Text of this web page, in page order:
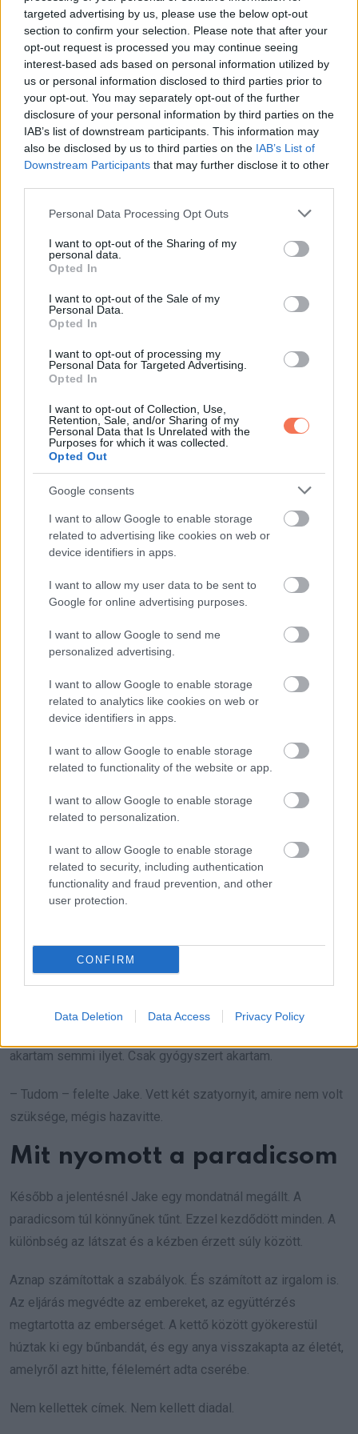
targeted advertising by us, please use the below opt-out
section to confirm your selection. Please note that after your
opt-out request is processed you may continue seeing
interest-based ads based on personal information utilized by
us or personal information disclosed to third parties prior to
your opt-out. You may separately opt-out of the further
disclosure of your personal information by third parties on the
IAB’s list of downstream participants. This information may
also be disclosed by us to third parties on the IAB’s List of
Downstream Participants that may further disclose it to other
Please note that this website/app uses one or more Google
not limited to your visit or usage behaviour. You may click to
grant or deny consent to Google and its third-party tags to
use your data for below specified purposes in below Google
consent section.
Personal Data Processing Opt Outs
I want to opt-out of the Sharing of my
personal data.
Opted In
I want to opt-out of the Sale of my
Personal Data.
Opted In
I want to opt-out of processing my
Personal Data for Targeted Advertising.
Opted In
I want to opt-out of Collection, Use,
Retention, Sale, and/or Sharing of my
Personal Data that Is Unrelated with the
Purposes for which it was collected.
Opted Out
Google consents
I want to allow Google to enable storage
related to advertising like cookies on web or
device identifiers in apps.
I want to allow my user data to be sent to
Google for online advertising purposes.
I want to allow Google to send me
personalized advertising.
I want to allow Google to enable storage
related to analytics like cookies on web or
device identifiers in apps.
I want to allow Google to enable storage
related to functionality of the website or app.
I want to allow Google to enable storage
related to personalization.
I want to allow Google to enable storage
related to security, including authentication
functionality and fraud prevention, and other
user protection.
CONFIRM
Data Deletion Data Access Privacy Policy
A folytatás finomságot igényelt.
A ládát visszarakták, mindent dokumentáltak fotóval, és
Elenát civil ruhában visszavitték a sarokra. A helyszínt több
szögből figyelték. Nem filmforgatás, nem trükk. Csendes
csapda, hogy előbújjon az, aki a háttérből húzza a szálakat.
Árnyék a járdán
sapkában lassította a robogóját, jóval messzebb parkolt,
mint egy vevő. Elenára nem nézett. Átnézett rajta. Úgy
méregetett, ahogy egy irányító szokott, aki a követést
Odanyúlt a ládához, mintha csak „ellenőrizné a készletet”.
Ujjai a kocsánynál fogták a paradicsomot, pont ott, ahol a
Jake az előre megbeszélt ütemben lépett oda, felmutatta az
igazolványát. – Rendőrség. Kezeket fel.
A férfi menekülni próbált. Rövid hajsza lett belőle, az utca
már bezárult körülötte. A táskájában több zöldség, újabb
varratok, ugyanazok az elrejtett eszközök. A tárcájában Kade
A következő 48 órában két további letartóztatás követte. A
mintázat kiadta magát, mint egy sokszor másolt rossz
tervrajz. „Mercer úr” nem volt kitaláció. Amikor elé tették a
Nem lezárás, inkább
Az ügyészség újraértékelte Elena helyzetét a kényszer
miatt. A fenyegetések a hangpostáján megvoltak, az
adósságok soha nem csökkentek, a kórházi iratok
bizonyították, miért volt kétségbeesett. Aláírta a vallomást.
Nem takarózni akart vele, hanem utat nyitni a teljes ügyhöz.
A fia állapota stabilizálódott. A klinikán tervet adtak, nem
kérni. Amikor Jake szabadnapján benézett, Elena valódi,
nehéz paradicsomokat pakolt, olyan uborkák mellé,
akartam semmi ilyet. Csak gyógyszert akartam.
– Tudom – felelte Jake. Vett két szatyornyit, amire nem volt
szüksége, mégis hazavitte.
Mit nyomott a paradicsom
Később a jelentésnél Jake egy mondatnál megállt. A
paradicsom túl könnyűnek tűnt. Ezzel kezdődött minden. A
különbség az látszat és a kézben érzett súly között.
Aznap számítottak a szabályok. És számított az irgalom is.
Az eljárás megvédte az embereket, az együttérzés
megtartotta az emberséget. A kettő között gyökerestül
húztak ki egy bűnbandát, és egy anya visszakapta az életét,
amelyről azt hitte, félelemért adta cserébe.
Nem kellettek címek. Nem kellett diadal.